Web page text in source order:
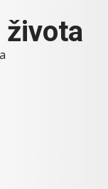
života